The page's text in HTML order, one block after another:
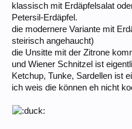
klassisch mit Erdäpfelsalat
Petersil-Erdäpfel.
die modernere Variante mit
steirisch angehaucht)
die Unsitte mit der Zitrone
und Wiener Schnitzel ist
Ketchup, Tunke, Sardellen ist
ich weis die können eh nicht